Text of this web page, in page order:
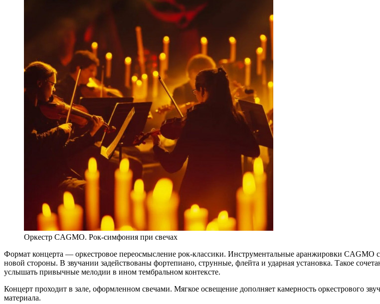
Оркестр CAGMO. Рок-симфония при свечах
Формат концерта — оркестровое переосмысление рок-классики. Инструментальные аранжировки CAGMO
новой стороны. В звучании задействованы фортепиано, струнные, флейта и ударная установка. Такое
услышать привычные мелодии в ином тембральном контексте.
Концерт проходит в зале, оформленном свечами. Мягкое освещение дополняет камерность оркестрового
материала.